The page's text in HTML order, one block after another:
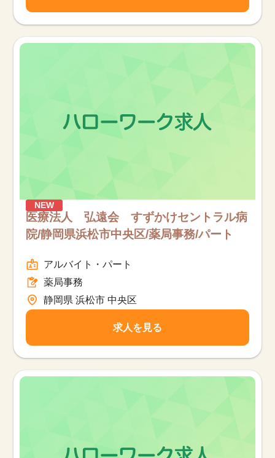
NEW
医療法人 弘遠会 すずかけセントラル病
院/静岡県浜松市中央区/薬局事務/パート
アルバイト・パート
薬局事務
静岡県 浜松市 中央区
求人を見る